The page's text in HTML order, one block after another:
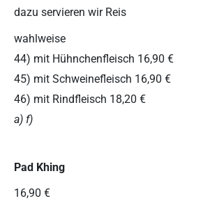
dazu servieren wir Reis
wahlweise
44) mit Hühnchenfleisch 16,90 €
45) mit Schweinefleisch 16,90 €
46) mit Rindfleisch 18,20 €
a) f)
Pad Khing
16,90 €